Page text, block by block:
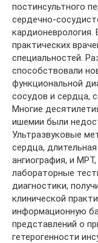
постинсультного
сердечно-
кардионеврология.
практических
специальностей.
способствовали
функциональной
сосудов и сердца,
Многие
ишемии были
Ультразвуковые
сердца,
ангиография, и
лабораторные
диагностики,
клинической
информационную
представлений о
гетерогенности